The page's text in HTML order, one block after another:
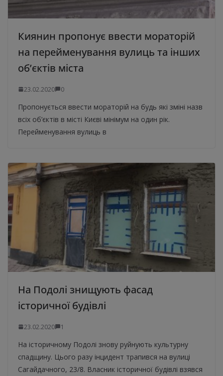
Киянин пропонує ввести мораторій
на перейменування вулиць та інших
об’єктів міста
23.02.2020 0
Пропонується ввести мораторій на будь які зміні назв
всіх об’єктів в місті Києві мінімум на один рік.
Перейменування вулиць в
На Подолі знищують фасад
історичної будівлі
23.02.2020 1
На історичному Подолі знову руйнують культурну
спадщину. Цього разу інцидент трапився на вулиці
Сагайдачного, 23/8. Власник історичної будівлі взявся